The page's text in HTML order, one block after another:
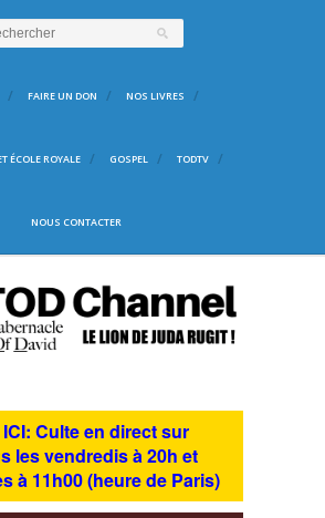
FAIRE UN DON NOS LIVRES
ÉCOLE ROYALE GOSPEL TODTV
NOUS CONTACTER
Culte en direct sur
les vendredis à 20h et
à 11h00 (heure de Paris)